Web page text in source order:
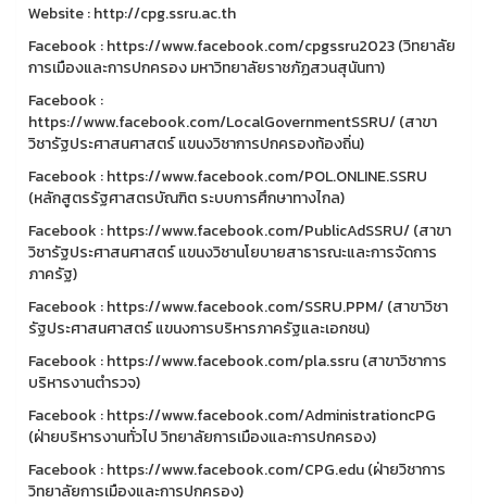
Website : http://cpg.ssru.ac.th
Facebook : https://www.facebook.com/cpgssru2023 (วิทยาลัย
การเมืองและการปกครอง มหาวิทยาลัยราชภัฏสวนสุนันทา)
Facebook :
https://www.facebook.com/LocalGovernmentSSRU/ (สาขา
วิชารัฐประศาสนศาสตร์ แขนงวิชาการปกครองท้องถิ่น)
Facebook : https://www.facebook.com/POL.ONLINE.SSRU
(หลักสูตรรัฐศาสตรบัณฑิต ระบบการศึกษาทางไกล)
Facebook : https://www.facebook.com/PublicAdSSRU/ (สาขา
วิชารัฐประศาสนศาสตร์ แขนงวิชานโยบายสาธารณะและการจัดการ
ภาครัฐ)
Facebook : https://www.facebook.com/SSRU.PPM/ (สาขาวิชา
รัฐประศาสนศาสตร์ แขนงการบริหารภาครัฐและเอกชน)
Facebook : https://www.facebook.com/pla.ssru (สาขาวิชาการ
บริหารงานตำรวจ)
Facebook : https://www.facebook.com/AdministrationcPG
(ฝ่ายบริหารงานทั่วไป วิทยาลัยการเมืองและการปกครอง)
Facebook : https://www.facebook.com/CPG.edu (ฝ่ายวิชาการ
วิทยาลัยการเมืองและการปกครอง)